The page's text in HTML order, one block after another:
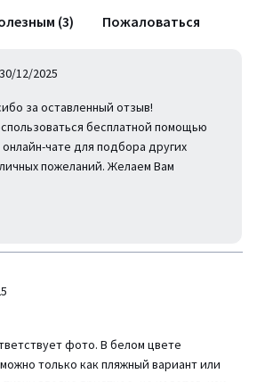
(3) Пожаловаться
12/2025
за оставленный отзыв!
бесплатной помощью
чате для подбора других
пожеланий. Желаем Вам
фото. В белом цвете
только как пляжный вариант или